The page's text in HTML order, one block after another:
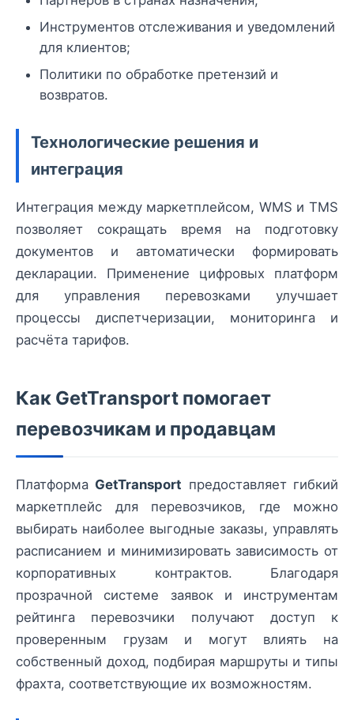
Инструментов отслеживания и уведомлений
для клиентов;
Политики по обработке претензий и
возвратов.
Технологические решения и
интеграция
Интеграция между маркетплейсом, WMS и TMS
позволяет сокращать время на подготовку
документов и автоматически формировать
декларации. Применение цифровых платформ
для управления перевозками улучшает
процессы диспетчеризации, мониторинга и
расчёта тарифов.
Как GetTransport помогает
перевозчикам и продавцам
Платформа GetTransport предоставляет гибкий
маркетплейс для перевозчиков, где можно
выбирать наиболее выгодные заказы, управлять
расписанием и минимизировать зависимость от
корпоративных контрактов. Благодаря
прозрачной системе заявок и инструментам
рейтинга перевозчики получают доступ к
проверенным грузам и могут влиять на
собственный доход, подбирая маршруты и типы
фрахта, соответствующие их возможностям.